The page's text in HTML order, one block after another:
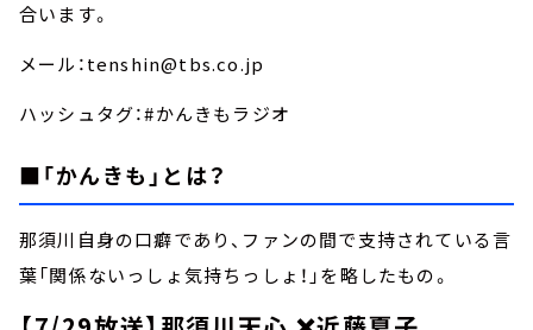
合います。
メール：tenshin@tbs.co.jp
ハッシュタグ：#かんきもラジオ
■「かんきも」とは？
那須川自身の口癖であり、ファンの間で支持されている言
葉「関係ないっしょ気持ちっしょ！」を略したもの。